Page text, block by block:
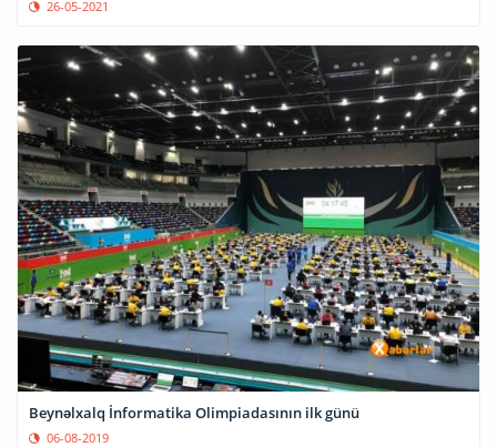
26-05-2021
Beynəlxalq İnformatika Olimpiadasının ilk günü
06-08-2019